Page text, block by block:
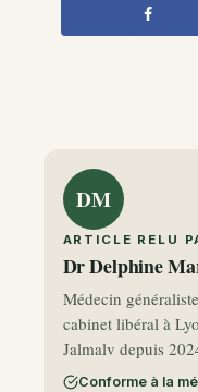
DM
ARTICLE RELU
Dr Delphine
Médecin
cabinet libéral à
Jalmalv depuis
Conforme à la